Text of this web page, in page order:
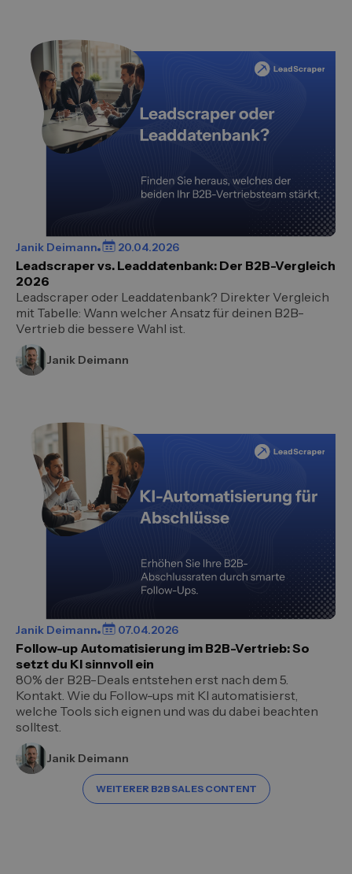
Janik Deimann 20.04.2026
Leadscraper vs. Leaddatenbank: Der B2B-Vergleich
2026
Leadscraper oder Leaddatenbank? Direkter Vergleich
mit Tabelle: Wann welcher Ansatz für deinen B2B-
Vertrieb die bessere Wahl ist.
Janik Deimann
Janik Deimann 07.04.2026
Follow-up Automatisierung im B2B-Vertrieb: So
setzt du KI sinnvoll ein
80% der B2B-Deals entstehen erst nach dem 5.
Kontakt. Wie du Follow-ups mit KI automatisierst,
welche Tools sich eignen und was du dabei beachten
solltest.
Janik Deimann
WEITERER B2B SALES CONTENT